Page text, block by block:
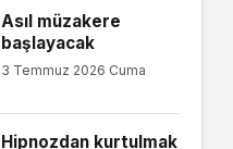
Asıl müzakere
başlayacak
3 Temmuz 2026 Cuma
Hipnozdan kurtulmak